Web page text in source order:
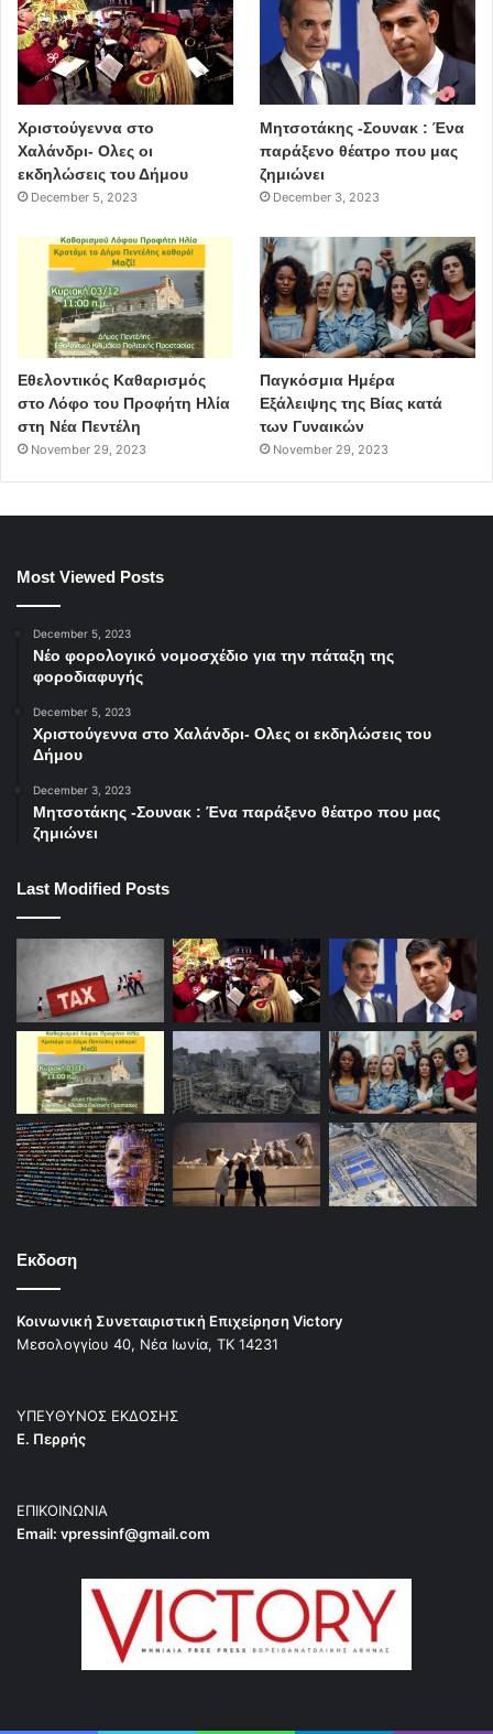
Χριστούγεννα στο
Χαλάνδρι- Ολες οι
εκδηλώσεις του Δήμου
December 5, 2023
Μητσοτάκης -Σουνακ : Ένα
παράξενο θέατρο που μας
ζημιώνει
December 3, 2023
Εθελοντικός Καθαρισμός
στο Λόφο του Προφήτη Ηλία
στη Νέα Πεντέλη
November 29, 2023
Παγκόσμια Ημέρα
Εξάλειψης της Βίας κατά
των Γυναικών
November 29, 2023
Most Viewed Posts
December 5, 2023
Νέο φορολογικό νομοσχέδιο για την πάταξη της
φοροδιαφυγής
December 5, 2023
Χριστούγεννα στο Χαλάνδρι- Ολες οι εκδηλώσεις του
Δήμου
December 3, 2023
Μητσοτάκης -Σουνακ : Ένα παράξενο θέατρο που μας
ζημιώνει
Last Modified Posts
Εκδοση
Κοινωνική Συνεταιριστική Επιχείρηση Victory
Μεσολογγίου 40, Νέα Ιωνία, ΤΚ 14231
ΥΠΕΥΘΥΝΟΣ ΕΚΔΟΣΗΣ
Ε. Περρής
ΕΠΙΚΟΙΝΩΝΙΑ
Email: vpressinf@gmail.com